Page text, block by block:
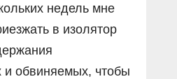
недель мне
в изолятор
и обвиняемых, чтобы